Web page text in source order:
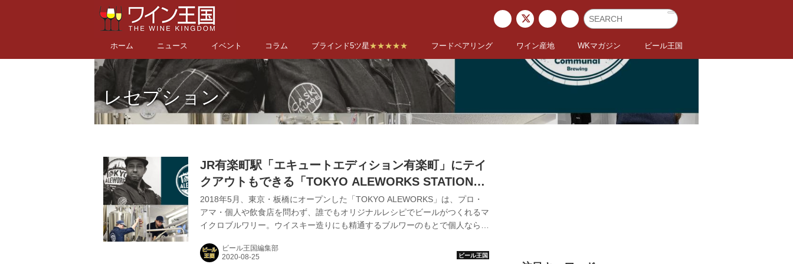
ホーム ニュース イベント コラム ブラインド5ツ星★★★★★ フードペアリング ワイン産地 WKマガジン ビール王国
レセプション
JR有楽町駅「エキュートエディション有楽町」にテイ
クアウトもできる「TOKYO ALEWORKS STATION
TAPROOM」がオープン！
2018年5月、東京・板橋にオープンした「TOKYO ALEWORKS」は、プロ・
アマ・個人や飲食店を問わず、誰でもオリジナルレシピでビールがつくれるマ
イクロブルワリー。ウイスキー造りにも精通するブルワーのもとで個人なら最
自家醸造のビールと海外からのインポートビールが楽しめる。 2020年8月31
ビール王国編集部